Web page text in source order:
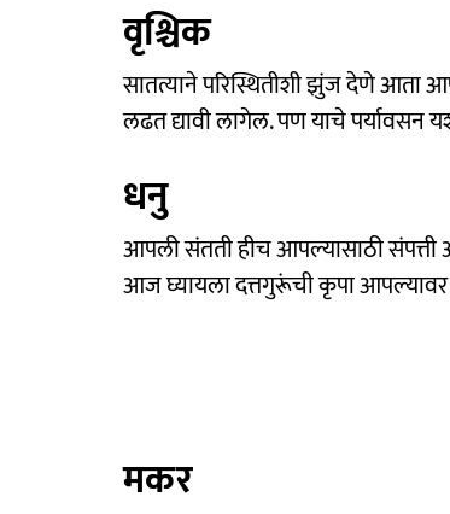
वृश्चिक
सातत्याने परिस्थितीशी झुंज देणे आता
लढत द्यावी लागेल. पण याचे पर्यावसन
धनु
आपली संतती हीच आपल्यासाठी संपत्ती
आज घ्यायला दत्तगुरूंची कृपा
मकर